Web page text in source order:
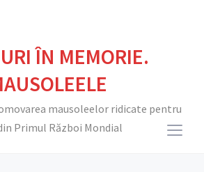
ÎN MEMORIE.
mausoleelor ridicate pentru
Primul Război Mondial